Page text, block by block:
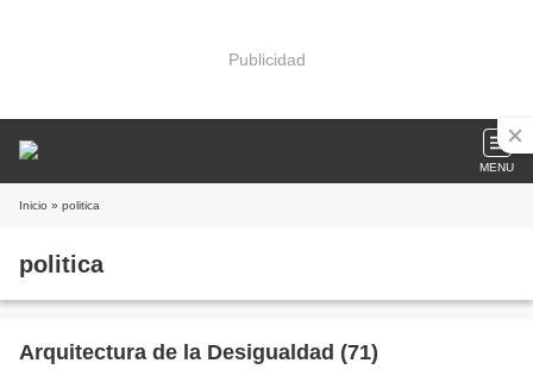
Publicidad
MENU
Inicio » politica
politica
Arquitectura de la Desigualdad (71)